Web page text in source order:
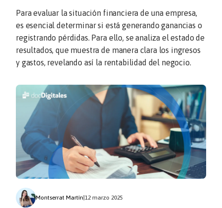
Ventas 686 520 0479
Nómina
Emprendimiento
Noticias
Comunicados
Para evaluar la situación financiera de una empresa,
es esencial determinar si está generando ganancias o
registrando pérdidas. Para ello, se analiza el estado de
resultados, que muestra de manera clara los ingresos
y gastos, revelando así la rentabilidad del negocio.
Montserrat Martín 12 marzo 2025